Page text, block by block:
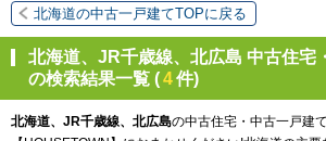
北海道の中古一戸建てTOPに戻る
北海道、JR千歳線、北広島 中古住宅
の検索結果一覧 (4件)
北海道、JR千歳線、北広島の中古住宅・中古一戸建